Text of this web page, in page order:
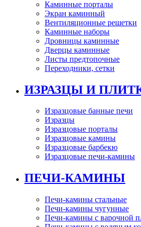
Каминные порталы
Экран каминный
Вентиляционные решетки
Каминные наборы
Дровницы каминные
Дверцы каминные
Листы предтопочные
Переходники, сетки
ИЗРАЗЦЫ И
Изразцовые банные печи
Изразцы
Изразцовые порталы
Изразцовые камины
Изразцовые барбекю
Изразцовые печи-камины
ПЕЧИ-КАМИНЫ
Печи-камины стальные
Печи-камины чугунные
Печи-камины с варочной